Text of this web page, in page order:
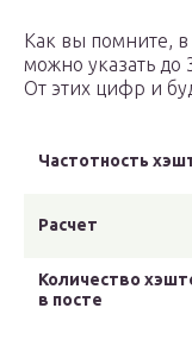
Как вы помните,
можно указать до
От этих цифр и
Частотность
Расчет
Количество
в посте